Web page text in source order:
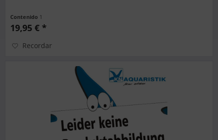
Contenido 1
19,95 € *
Recordar